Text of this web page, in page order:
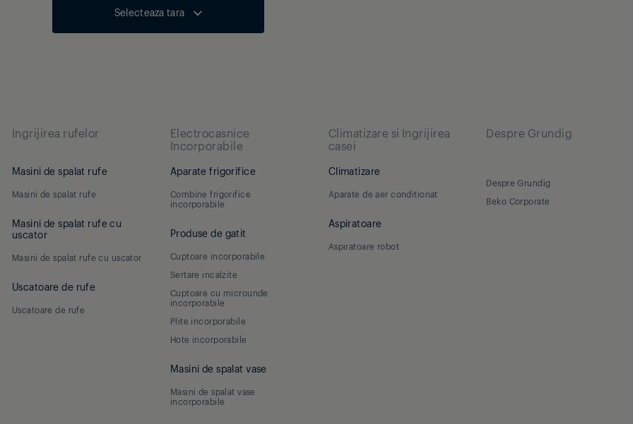
Selecteaza tara
Ingrijirea rufelor
Masini de spalat rufe
Masini de spalat rufe
Masini de spalat rufe cu
uscator
Masini de spalat rufe cu uscator
Uscatoare de rufe
Uscatoare de rufe
Electrocasnice
Incorporabile
Aparate frigorifice
Combine frigorifice
incorporabile
Produse de gatit
Cuptoare incorporabile
Sertare incalzite
Cuptoare cu microunde
incorporabile
Plite incorporabile
Hote incorporabile
Masini de spalat vase
Masini de spalat vase
incorporabile
Climatizare si Ingrijirea
casei
Climatizare
Aparate de aer conditionat
Aspiratoare
Aspiratoare robot
Despre Grundig
Despre Grundig
Beko Corporate